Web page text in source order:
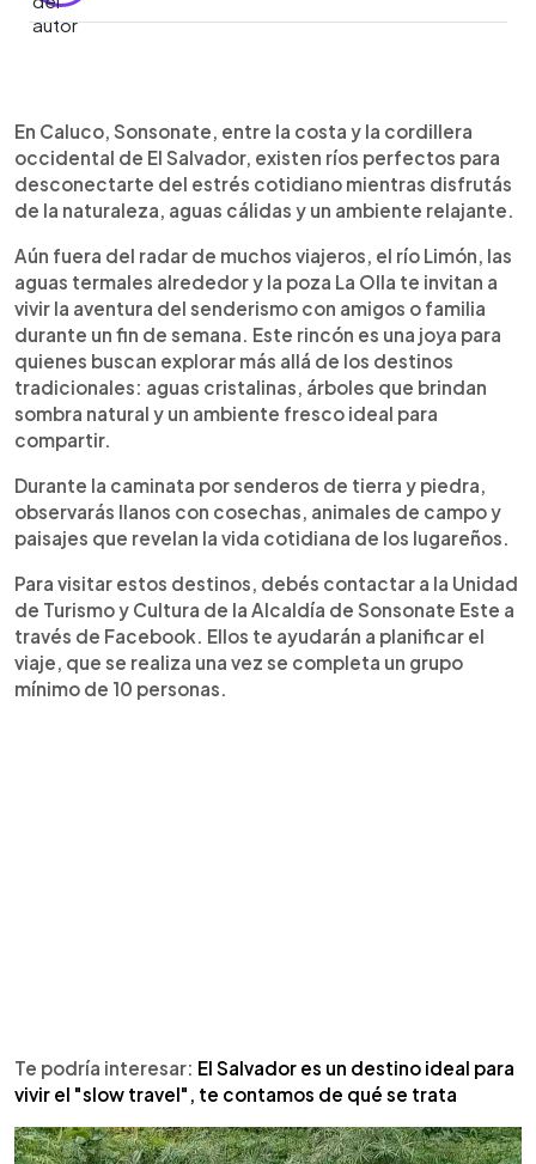
Escuchar artículo
En Caluco, Sonsonate, encontrás ríos escondidos
ideales para desconectarte y disfrutar de la
naturaleza. El río Limón, la poza La Olla y las aguas
termales ofrecen senderismo, aguas cristalinas y
sombra natural, perfectos para recorrer con
amigos o familia. El tour cuesta $5 por persona,
con guías locales y transporte disponible desde el
parque distrital. Podés llegar en carro, moto o bus
desde San Salvador. Recordá llevar ropa
cómoda, protector solar y agua.
En Caluco, Sonsonate, entre la costa y la cordillera
occidental de El Salvador, existen ríos perfectos para
desconectarte del estrés cotidiano mientras disfrutás
de la naturaleza, aguas cálidas y un ambiente relajante.
Aún fuera del radar de muchos viajeros, el río Limón, las
aguas termales alrededor y la poza La Olla te invitan a
vivir la aventura del senderismo con amigos o familia
durante un fin de semana. Este rincón es una joya para
quienes buscan explorar más allá de los destinos
tradicionales: aguas cristalinas, árboles que brindan
sombra natural y un ambiente fresco ideal para
compartir.
Durante la caminata por senderos de tierra y piedra,
observarás llanos con cosechas, animales de campo y
paisajes que revelan la vida cotidiana de los lugareños.
Para visitar estos destinos, debés contactar a la Unidad
de Turismo y Cultura de la Alcaldía de Sonsonate Este a
través de Facebook. Ellos te ayudarán a planificar el
viaje, que se realiza una vez se completa un grupo
mínimo de 10 personas.
Te podría interesar: El Salvador es un destino ideal para
vivir el "slow travel", te contamos de qué se trata